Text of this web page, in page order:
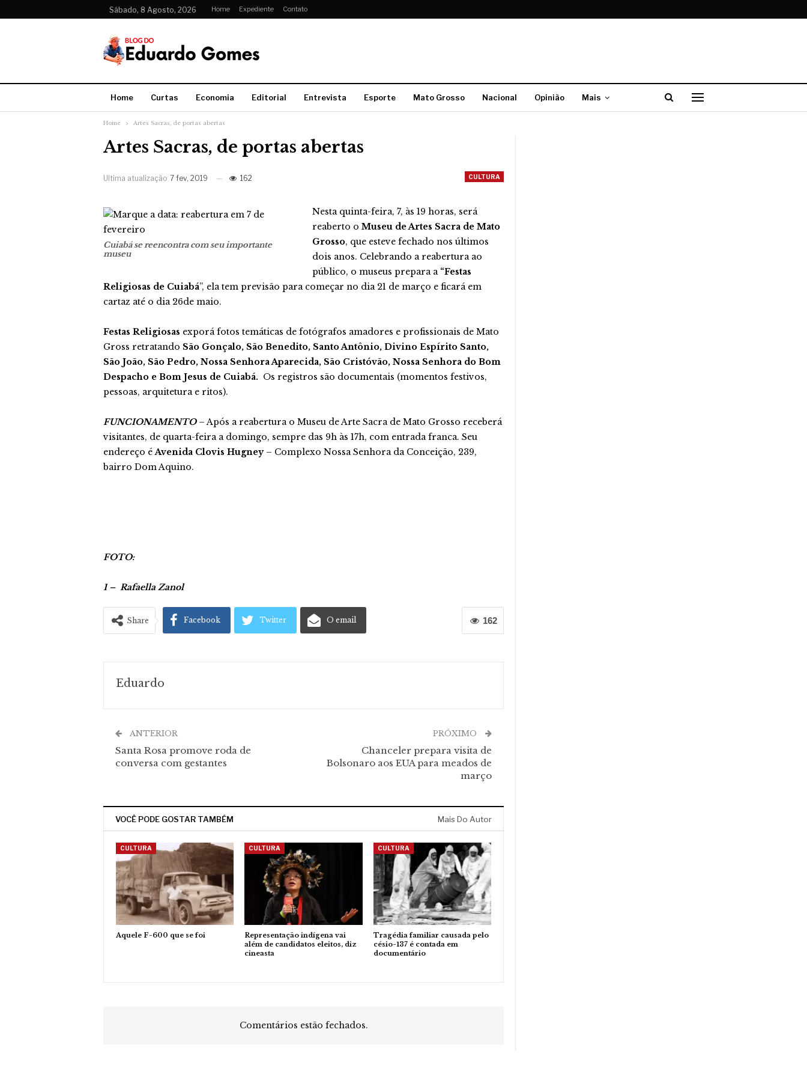
Sábado, 8 Agosto, 2026 Home Expediente Contato
Home Curtas Economia Editorial Entrevista Esporte Mato Grosso Nacional Opinião Mais
Home Artes Sacras, de portas abertas
Artes Sacras, de portas abertas
CULTURA
Ultima atualização 7 fev, 2019 162
Cuiabá se reencontra com seu importante
museu
Nesta quinta-feira, 7, às 19 horas, será
reaberto o Museu de Artes Sacra de Mato
Grosso, que esteve fechado nos últimos
dois anos. Celebrando a reabertura ao
público, o museus prepara a “Festas
Religiosas de Cuiabá”, ela tem previsão para começar no dia 21 de março e ficará em
cartaz até o dia 26de maio.
Festas Religiosas exporá fotos temáticas de fotógrafos amadores e profissionais de Mato
Gross retratando São Gonçalo, São Benedito, Santo Antônio, Divino Espírito Santo,
São João, São Pedro, Nossa Senhora Aparecida, São Cristóvão, Nossa Senhora do Bom
Despacho e Bom Jesus de Cuiabá. Os registros são documentais (momentos festivos,
pessoas, arquitetura e ritos).
FUNCIONAMENTO– Após a reabertura o Museu de Arte Sacra de Mato Grosso receberá
visitantes, de quarta-feira a domingo, sempre das 9h às 17h, com entrada franca. Seu
endereço éAvenida Clovis Hugney– Complexo Nossa Senhora da Conceição, 239,
bairro Dom Aquino.
FOTO:
1 – Rafaella Zanol
162
Share Facebook Twitter O email
Eduardo
ANTERIOR
Santa Rosa promove roda de
conversa com gestantes
PRÓXIMO
Chanceler prepara visita de
Bolsonaro aos EUA para meados de
março
VOCÊ PODE GOSTAR TAMBÉM Mais Do Autor
CULTURA
Aquele F-600 que se foi
CULTURA
Representação indígena vai
além de candidatos eleitos, diz
cineasta
CULTURA
Tragédia familiar causada pelo
césio-137 é contada em
documentário
Comentários estão fechados.